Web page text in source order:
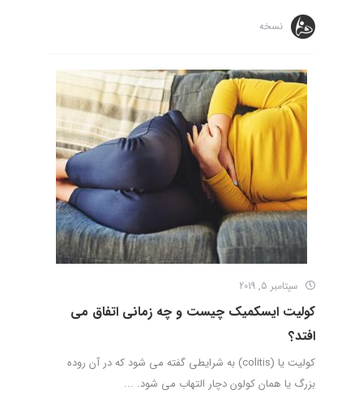
نسخه
سپتامبر 5, 2019
کولیت ایسکمیک چیست و چه زمانی اتفاق می
افتد؟
کولیت یا (colitis) به شرایطی گفته می شود که در آن روده
بزرگ یا همان کولون دچار التهاب می شود. ...